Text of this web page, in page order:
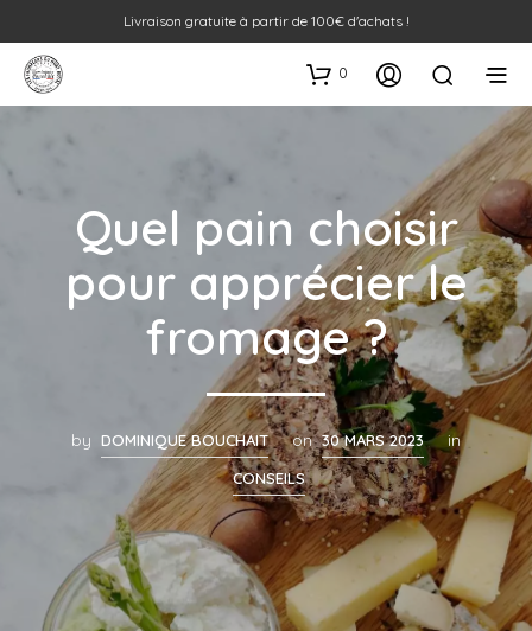
Livraison gratuite à partir de 100€ d'achats !
0
Quel pain choisir
pour apprécier le
fromage ?
by DOMINIQUE BOUCHAIT on 30 MARS 2023
in
CONSEILS